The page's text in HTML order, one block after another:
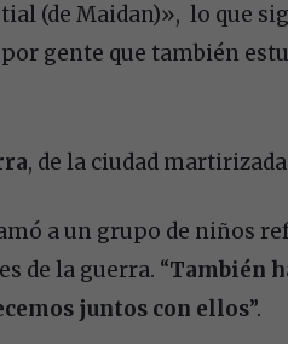
(de Maidan)», lo que
gente que también
, de la ciudad martirizada
a un grupo de niños
de la guerra. “También
juntos con ellos”.